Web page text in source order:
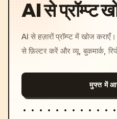
AI से प्रॉम्प्ट
AI से हज़ारों प्रॉम्प्ट में खोज
से फ़िल्टर करें और व्यू, बुकमार्क,
मुफ्त में